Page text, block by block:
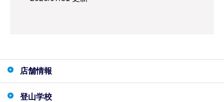
店舗情報
登山学校